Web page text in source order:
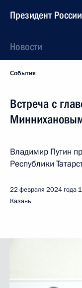
Президент России
Новости
События
Встреча с
Владимир Путин
Республики
22 февраля 2024 года
Казань